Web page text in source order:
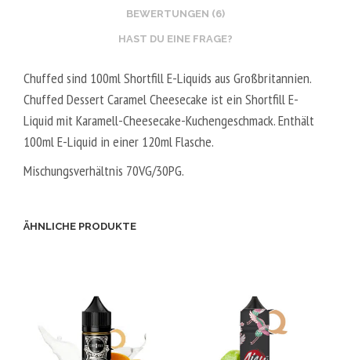
BEWERTUNGEN (6)
HAST DU EINE FRAGE?
Chuffed sind 100ml Shortfill E-Liquids aus Großbritannien.
Chuffed Dessert Caramel Cheesecake ist ein Shortfill E-
Liquid mit Karamell-Cheesecake-Kuchengeschmack. Enthält
100ml E-Liquid in einer 120ml Flasche.
Mischungsverhältnis 70VG/30PG.
ÄHNLICHE PRODUKTE